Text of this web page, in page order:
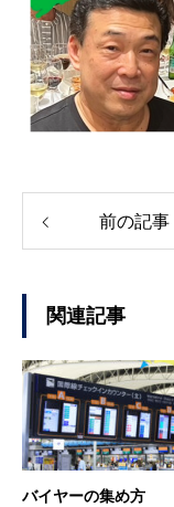
前の記事
関連記事
バイヤーの集め方